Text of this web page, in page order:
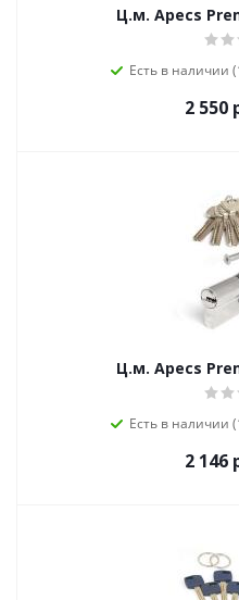
Ц.м. Apecs
Есть в наличии
2 550
Ц.м. Apecs
Есть в наличии
2 146